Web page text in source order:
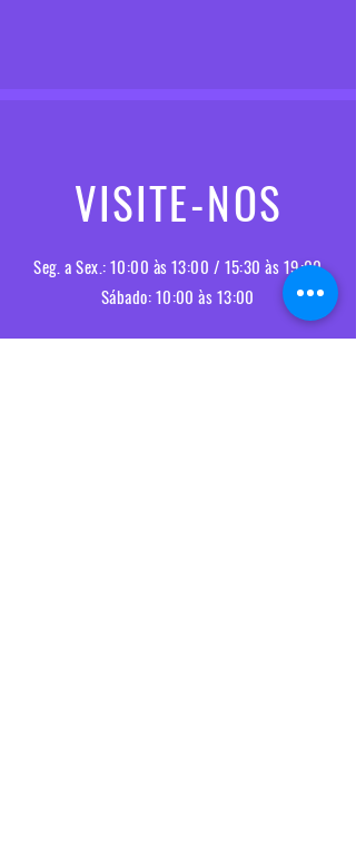
VISITE-NOS
Seg. a Sex.: 10:00 às 13:00 / 15:30 às 19:00
Sábado: 10:00 às 13:00